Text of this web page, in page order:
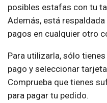
posibles estafas con tu
Además, está
pagos en cualquier otro
Para utilizarla, sólo
pago y seleccionar
Comprueba que tienes
para pagar tu pedido.